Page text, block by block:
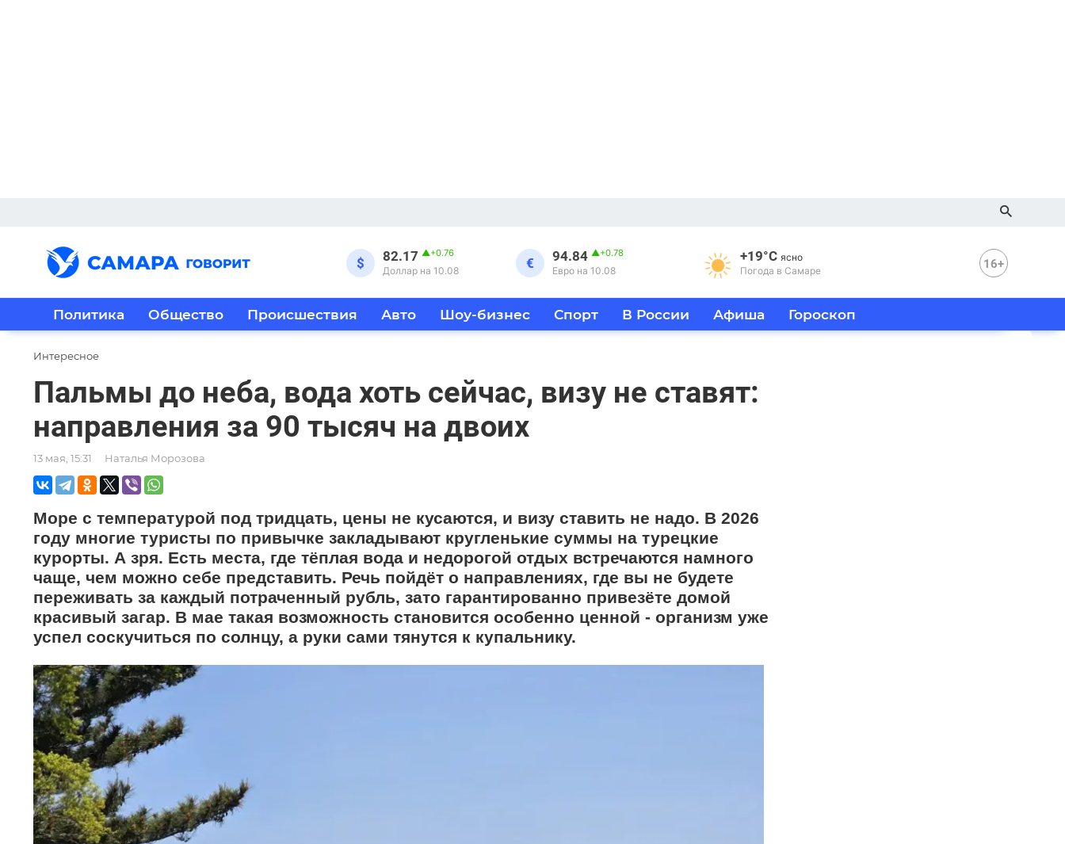
$ 82.17 ▲+0.76
Доллар на 10.08 € 94.84 ▲+0.78
Евро на 10.08
+19°C ясно
Погода в Самаре
16+
Политика Общество Происшествия Авто Шоу-бизнес Спорт В России Афиша Гороскоп
Интересное
Пальмы до неба, вода хоть сейчас, визу не ставят:
направления за 90 тысяч на двоих
13 мая, 15:31 Наталья Морозова
Море с температурой под тридцать, цены не кусаются, и визу ставить не надо. В 2026
году многие туристы по привычке закладывают кругленькие суммы на турецкие
курорты. А зря. Есть места, где тёплая вода и недорогой отдых встречаются намного
чаще, чем можно себе представить. Речь пойдёт о направлениях, где вы не будете
переживать за каждый потраченный рубль, зато гарантированно привезёте домой
красивый загар. В мае такая возможность становится особенно ценной - организм уже
успел соскучиться по солнцу, а руки сами тянутся к купальнику.